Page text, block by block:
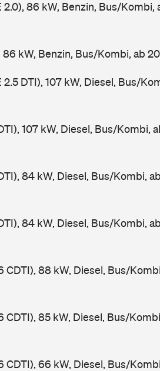
2.0), 86 kW, Benzin, Bus/
86 kW, Benzin, Bus/Kombi, ab
DTI), 107 kW, Diesel, Bus/
107 kW, Diesel, Bus/Kombi,
84 kW, Diesel, Bus/Kombi,
84 kW, Diesel, Bus/Kombi,
CDTI), 88 kW, Diesel, Bus/
CDTI), 85 kW, Diesel, Bus/
CDTI), 66 kW, Diesel, Bus/